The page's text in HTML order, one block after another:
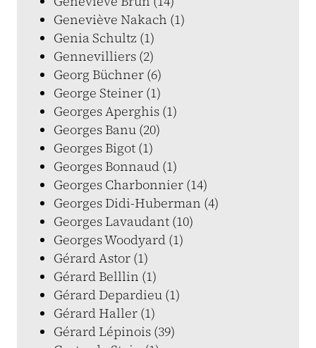
Geneviève Nakach (1)
Genia Schultz (1)
Gennevilliers (2)
Georg Büchner (6)
George Steiner (1)
Georges Aperghis (1)
Georges Banu (20)
Georges Bigot (1)
Georges Bonnaud (1)
Georges Charbonnier (14)
Georges Didi-Huberman (4)
Georges Lavaudant (10)
Georges Woodyard (1)
Gérard Astor (1)
Gérard Belllin (1)
Gérard Depardieu (1)
Gérard Haller (1)
Gérard Lépinois (39)